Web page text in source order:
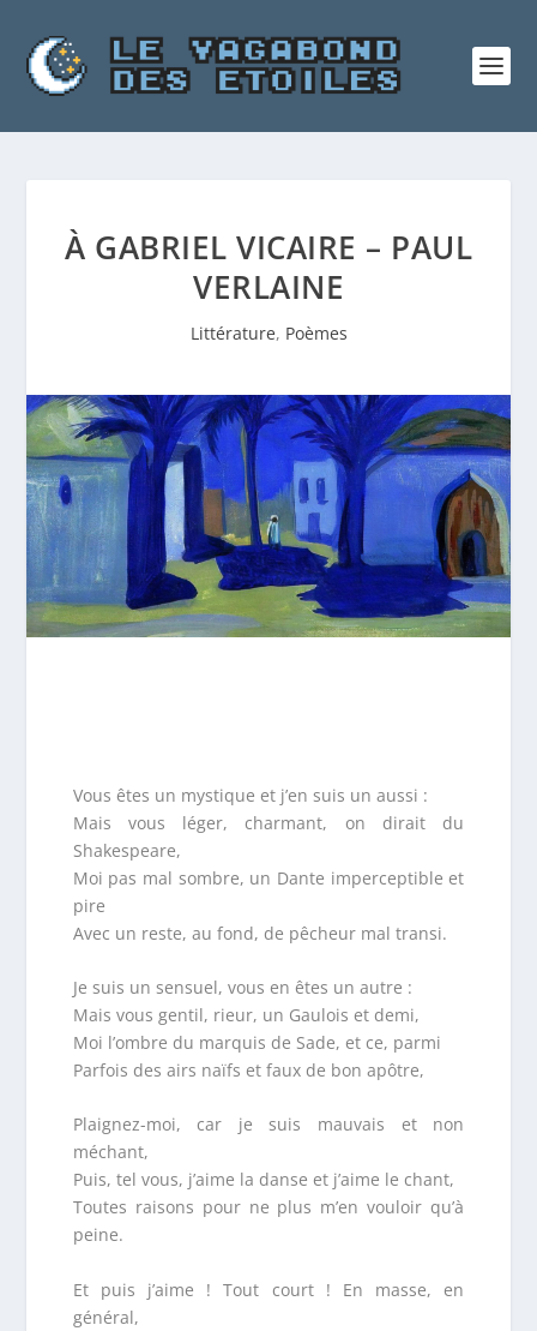
À GABRIEL VICAIRE – PAUL
VERLAINE
Littérature, Poèmes
Vous êtes un mystique et j’en suis un aussi :
Mais vous léger, charmant, on dirait du
Shakespeare,
Moi pas mal sombre, un Dante imperceptible et
pire
Avec un reste, au fond, de pêcheur mal transi.
Je suis un sensuel, vous en êtes un autre :
Mais vous gentil, rieur, un Gaulois et demi,
Moi l’ombre du marquis de Sade, et ce, parmi
Parfois des airs naïfs et faux de bon apôtre,
Plaignez-moi, car je suis mauvais et non
méchant,
Puis, tel vous, j’aime la danse et j’aime le chant,
Toutes raisons pour ne plus m’en vouloir qu’à
peine.
Et puis j’aime ! Tout court ! En masse, en
général,